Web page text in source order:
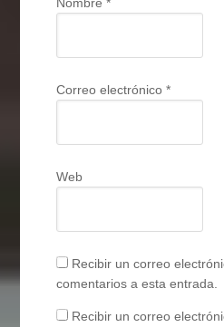
Correo electrónico*
Web
Recibir un correo
comentarios a esta entrada.
Recibir un correo